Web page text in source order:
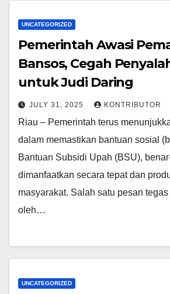
UNCATEGORIZED
Pemerintah Awasi
Bansos, Cegah
untuk Judi Daring
JULY 31, 2025 KONTRIBUTOR
Riau – Pemerintah terus
dalam memastikan bantuan sosial
Bantuan Subsidi Upah (BSU),
dimanfaatkan secara tepat dan
masyarakat. Salah satu pesan
oleh…
UNCATEGORIZED